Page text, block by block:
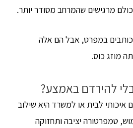
מרגישים שהמרחב מסודר יותר.
במפרט, אבל הם אלה
מוזג כוס.
להירדם באמצע?
איכותי לבית או למשרד היא שילוב
טמפרטורה יציבה ותחזוקה